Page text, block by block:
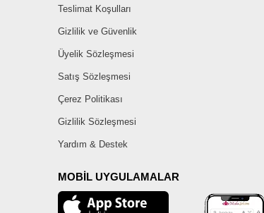
Teslimat Koşulları
Gizlilik ve Güvenlik
Üyelik Sözleşmesi
Satış Sözleşmesi
Çerez Politikası
Gizlilik Sözleşmesi
Yardım & Destek
MOBİL UYGULAMALAR